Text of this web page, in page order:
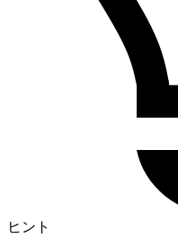
ヒント